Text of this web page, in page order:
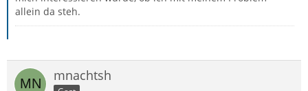
allein da steh.
mnachtsh